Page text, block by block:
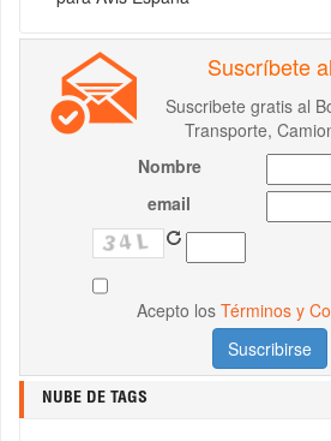
Suscríbete
Suscribete gratis al
Transporte,
Nombre
email
Acepto los Términos y
NUBE DE TAGS